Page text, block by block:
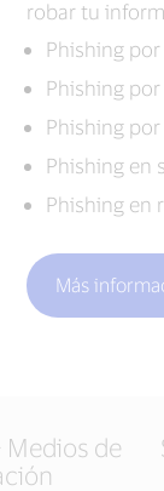
robar tu
Phishing
Phishing por
Phishing
Phishing en
Phishing en
Más
Medios de